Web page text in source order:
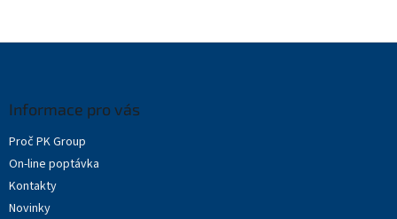
Informace pro vás
Proč PK Group
On-line poptávka
Kontakty
Novinky